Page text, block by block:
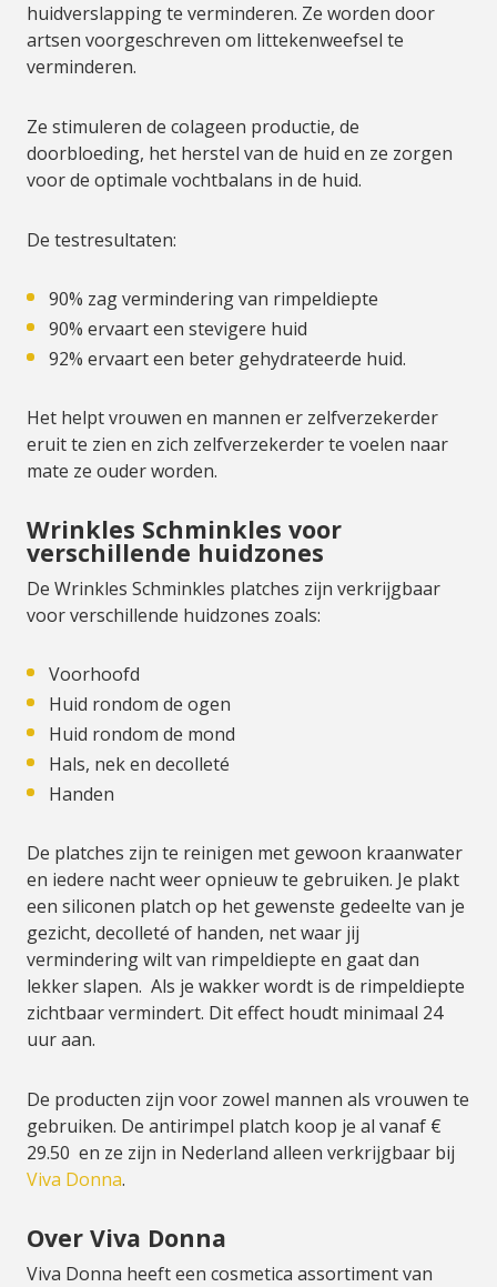
huidverslapping te verminderen. Ze worden door
artsen voorgeschreven om littekenweefsel te
verminderen.
Ze stimuleren de colageen productie, de
doorbloeding, het herstel van de huid en ze zorgen
voor de optimale vochtbalans in de huid.
De testresultaten:
90% zag vermindering van rimpeldiepte
90% ervaart een stevigere huid
92% ervaart een beter gehydrateerde huid.
Het helpt vrouwen en mannen er zelfverzekerder
eruit te zien en zich zelfverzekerder te voelen naar
mate ze ouder worden.
Wrinkles Schminkles voor
verschillende huidzones
De Wrinkles Schminkles platches zijn verkrijgbaar
voor verschillende huidzones zoals:
Voorhoofd
Huid rondom de ogen
Huid rondom de mond
Hals, nek en decolleté
Handen
De platches zijn te reinigen met gewoon kraanwater
en iedere nacht weer opnieuw te gebruiken. Je plakt
een siliconen platch op het gewenste gedeelte van je
gezicht, decolleté of handen, net waar jij
vermindering wilt van rimpeldiepte en gaat dan
lekker slapen. Als je wakker wordt is de rimpeldiepte
zichtbaar vermindert. Dit effect houdt minimaal 24
uur aan.
De producten zijn voor zowel mannen als vrouwen te
gebruiken. De antirimpel platch koop je al vanaf €
29.50 en ze zijn in Nederland alleen verkrijgbaar bij
Viva Donna.
Over Viva Donna
Viva Donna heeft een cosmetica assortiment van